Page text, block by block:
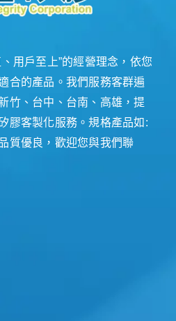
用戶至上”的經營理念，依您
合的產品。我們服務客群遍
竹、台中、台南、高雄，提
膠客製化服務。規格產品如:
質優良，歡迎您與我們聯